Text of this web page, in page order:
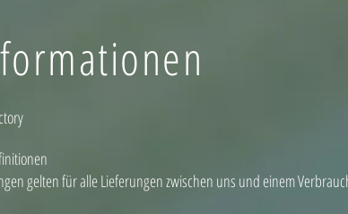
gelten für alle Lieferungen zwischen uns und einem